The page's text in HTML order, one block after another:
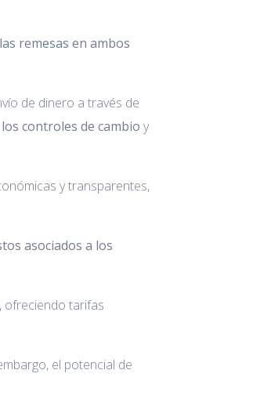
remesas en ambos
de dinero a través de
controles de cambio y
y transparentes,
asociados a los
ofreciendo tarifas
el potencial de